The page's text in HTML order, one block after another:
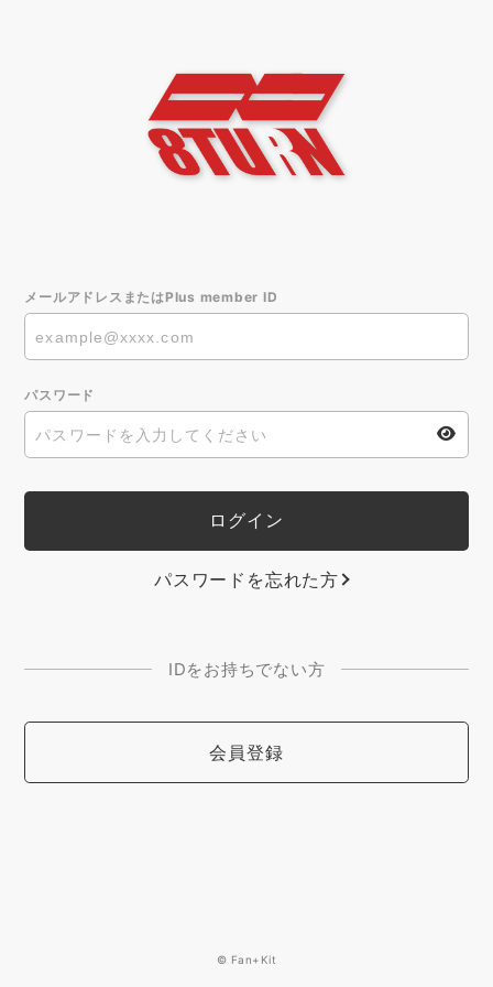
メールアドレスまたはPlus member ID
パスワード
パスワードを忘れた方
IDをお持ちでない方
会員登録
© Fan+Kit